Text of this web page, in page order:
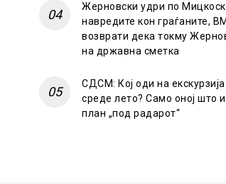
Жерновски удри по
навредите кон граѓаните,
возврати дека токму
на државна сметка
СДСМ: Кој оди на
среде лето? Само оној што
план „под радарот“